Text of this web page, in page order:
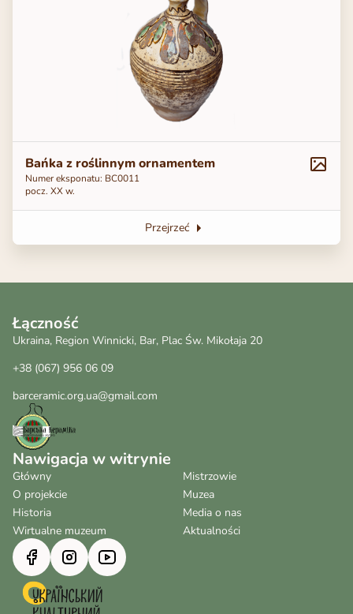
Bańka z roślinnym ornamentem
Numer eksponatu: BC0011
pocz. ХХ w.
Przejrzeć
Łączność
Ukraina, Region Winnicki, Bar, Plac Św. Mikołaja 20
+38 (067) 956 06 09
barceramic.org.ua@gmail.com
Nawigacja w witrynie
Główny
O projekcie
Historia
Wirtualne muzeum
Mistrzowie
Muzea
Media o nas
Aktualności